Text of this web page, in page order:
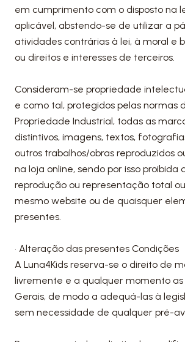
em cumprimento com o disposto na
aplicável, abstendo-se de utilizar a
atividades contrárias à lei, à moral e
ou direitos e interesses de terceiros.
Consideram-se propriedade
e como tal, protegidos pelas normas
Propriedade Industrial, todas as
distintivos, imagens, textos,
outros trabalhos/obras reproduzidos
na loja online, sendo por isso proibida
reprodução ou representação total
mesmo website ou de quaisquer
presentes.
• Alteração das presentes Condições
A Luna4Kids reserva-se o direito de
livremente e a qualquer momento as
Gerais, de modo a adequá-las à
sem necessidade de qualquer pré-